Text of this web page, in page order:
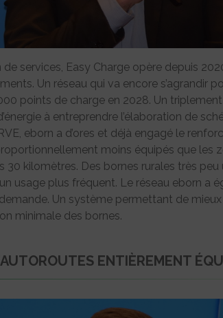
services, Easy Charge opère depuis
Un réseau qui va encore s’agrandir
points de charge en 2028. Un
à entreprendre l’élaboration de
eborn a d’ores et déjà engagé le
moins équipés que les
30 kilomètres. Des bornes rurales très
usage plus fréquent. Le réseau eborn a
Un système permettant de
minimale des bornes.
ENTIÈREMENT